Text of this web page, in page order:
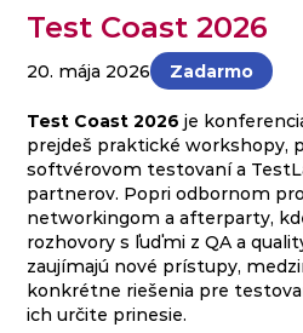
Test Coast 2026
20. mája 2026 Zadarmo
Test Coast 2026 je
prejdeš praktické workshopy,
softvérovom testovaní a
partnerov. Popri odbornom
networkingom a afterparty,
rozhovory s ľuďmi z QA a
zaujímajú nové prístupy,
konkrétne riešenia pre
ich určite prinesie.